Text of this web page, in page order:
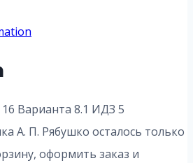
Варианта 8.1 ИДЗ 5
А. П. Рябушко осталось только
оформить заказ и